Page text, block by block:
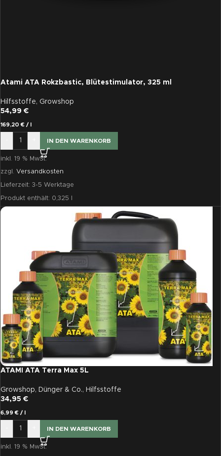
Atami ATA Rokzbastic, Blütestimulator, 325 ml
Hilfsstoffe, Growshop
54,99 €
169,20€ /
IN DEN WARENKORB
inkl. 19 % MwSt.
zzgl. Versandkosten
Lieferzeit: 3-5 Werktage
Produkt enthält: 0,325
ATAMI ATA Terra Max 5L
Growshop, Dünger & Co., Hilfsstoffe
34,95 €
6,99€ /
IN DEN WARENKORB
inkl. 19 % MwSt.